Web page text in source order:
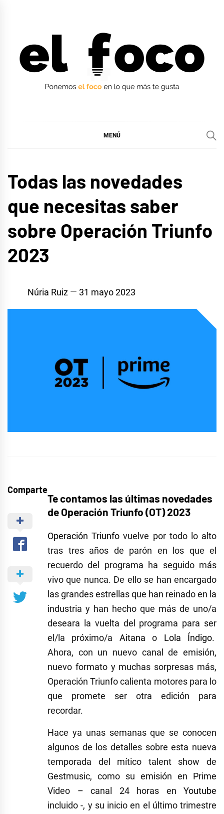
MENÚ
Todas las novedades
que necesitas saber
sobre Operación Triunfo
2023
Núria Ruiz 31 mayo 2023
Comparte
Te contamos las últimas novedades
de Operación Triunfo (OT) 2023
Operación Triunfo vuelve por todo lo alto
tras tres años de parón en los que el
recuerdo del programa ha seguido más
vivo que nunca. De ello se han encargado
las grandes estrellas que han reinado en la
industria y han hecho que más de uno/a
deseara la vuelta del programa para ser
el/la próximo/a Aitana o Lola Índigo.
Ahora, con un nuevo canal de emisión,
nuevo formato y muchas sorpresas más,
Operación Triunfo calienta motores para lo
que promete ser otra edición para
recordar.
Hace ya unas semanas que se conocen
algunos de los detalles sobre esta nueva
temporada del mítico talent show de
Gestmusic, como su emisión en Prime
Video – canal 24 horas en Youtube
incluido -, y su inicio en el último trimestre